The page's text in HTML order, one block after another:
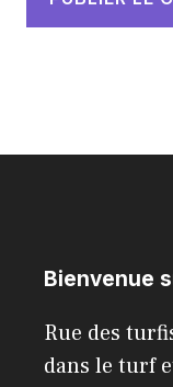
Bienvenue
Rue des
dans le turf